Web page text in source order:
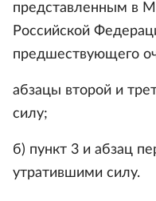
представленным в
Российской
предшествующего
абзацы второй и
силу;
б) пункт 3 и абзац
утратившими силу.